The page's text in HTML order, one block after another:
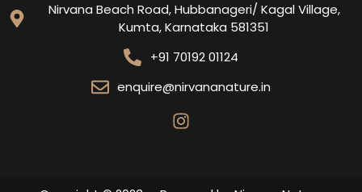
Nirvana Beach Road, Hubbanageri/ Kagal Village,
Kumta, Karnataka 581351
+91 70192 01124
enquire@nirvananature.in